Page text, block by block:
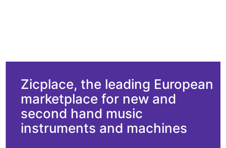
Zicplace, the leading European
marketplace for new and
second hand music
instruments and machines